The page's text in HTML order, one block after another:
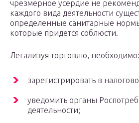
чрезмерное усердие не
каждого вида деятельности
определенные санитарные
которые придется соблюсти.
Легализуя торговлю, необходимо:
зарегистрировать в
уведомить органы
деятельности;